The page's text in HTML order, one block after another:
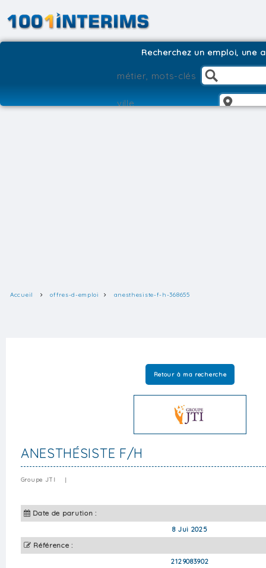
Recherchez un emploi, une
Accueil offres-d-emploi anesthesiste-f-h-368655
Retour à ma recherche
ANESTHÉSISTE F/H
Groupe JTI |
Date de parution :
8 Jui 2025
Référence :
2129083902